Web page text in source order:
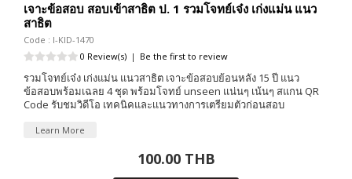
เจาะข้อสอบ สอบเข้าสาธิต ป. 1 รวมโจทย์เจ๋ง เก่งแม่น แนว
สาธิต
Code : I-KID-1470
0 Review(s) | Be the first to review
รวมโจทย์เจ๋ง เก่งแม่น แนวสาธิต เจาะข้อสอบย้อนหลัง 15 ปี แนว
ข้อสอบพร้อมเฉลย 4 ชุด พร้อมโจทย์ unseen แน่นๆ เน้นๆ สแกน QR
Code รับชมวิดีโอ เทคนิคและเเนวทางการเตรียมตัวก่อนสอบ
Learn More
100.00 THB